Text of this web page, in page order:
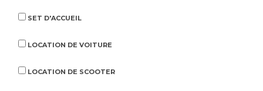
SET D'ACCUEIL
LOCATION DE VOITURE
LOCATION DE SCOOTER